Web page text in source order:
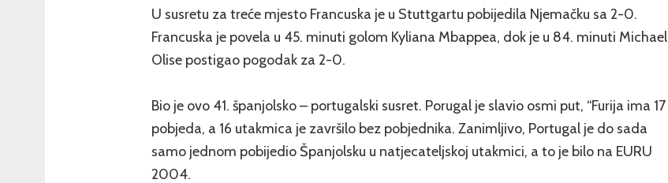
U susretu za treće mjesto Francuska je u Stuttgartu pobijedila Njemačku sa 2-0.
Francuska je povela u 45. minuti golom Kyliana Mbappea, dok je u 84. minuti Michael
Olise postigao pogodak za 2-0.
Bio je ovo 41. španjolsko – portugalski susret. Porugal je slavio osmi put, “Furija ima 17
pobjeda, a 16 utakmica je završilo bez pobjednika. Zanimljivo, Portugal je do sada
samo jednom pobijedio Španjolsku u natjecateljskoj utakmici, a to je bilo na EURU
2004.